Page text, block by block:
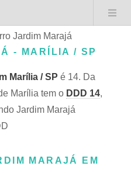
Jardim Marajá
- MARÍLIA / SP
Marília / SP é 14. Da
Marília tem o DDD 14,
Jardim Marajá
MARAJÁ EM